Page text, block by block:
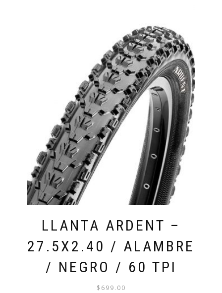
LLANTA ARDENT –
27.5X2.40 / ALAMBRE
/ NEGRO / 60 TPI
$ 699.00